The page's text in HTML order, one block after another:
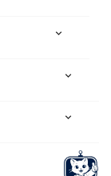


keyboard_arrow_down